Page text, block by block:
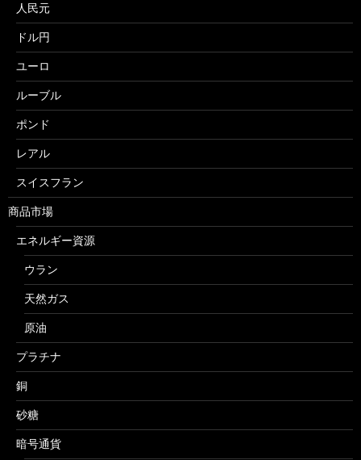
人民元
ドル円
ユーロ
ルーブル
ポンド
レアル
スイスフラン
商品市場
エネルギー資源
ウラン
天然ガス
原油
プラチナ
銅
砂糖
暗号通貨